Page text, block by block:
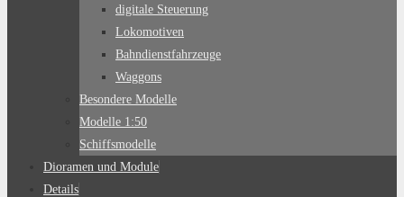
digitale Steuerung
Lokomotiven
Bahndienstfahrzeuge
Waggons
Besondere Modelle
Modelle 1:50
Schiffsmodelle
Dioramen und Module
Details